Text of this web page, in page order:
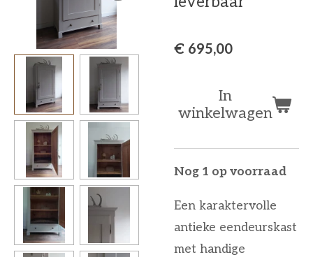
€ 695,00
In
winkelwagen
Nog 1 op voorraad
Een karaktervolle
antieke eendeurskast
met handige